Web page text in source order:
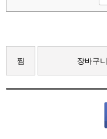
찜 장바구니